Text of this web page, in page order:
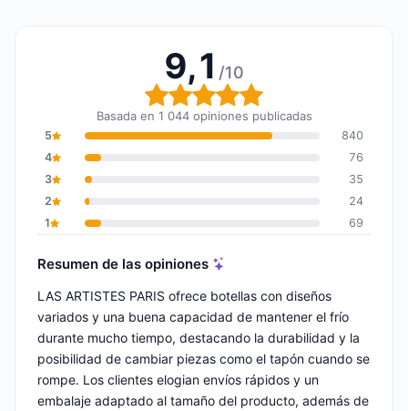
9,1 /10
Calificación global: 9,1
Basada en 1 044 opiniones publicadas
5
840
4
76
3
35
2
24
1
69
Resumen de las opiniones
LAS ARTISTES PARIS ofrece botellas con diseños
variados y una buena capacidad de mantener el frío
durante mucho tiempo, destacando la durabilidad y la
posibilidad de cambiar piezas como el tapón cuando se
rompe. Los clientes elogian envíos rápidos y un
embalaje adaptado al tamaño del producto, además de